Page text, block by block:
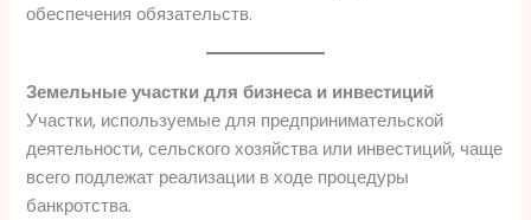
обеспечения обязательств.
Земельные участки для бизнеса и инвестиций
Участки, используемые для предпринимательской
деятельности, сельского хозяйства или инвестиций, чаще
всего подлежат реализации в ходе процедуры
банкротства.